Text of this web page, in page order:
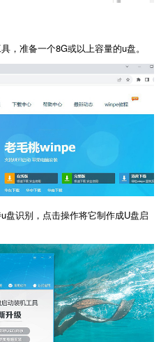
，准备一个8G或以上容量的u盘。
u盘识别，点击操作将它制作成U盘启